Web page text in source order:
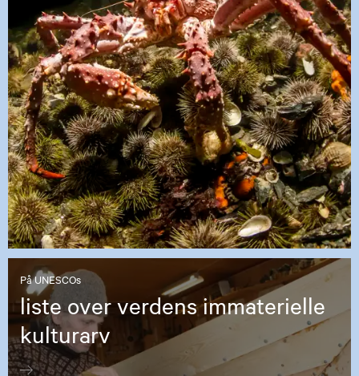
På UNESCOs
liste over verdens immaterielle
kulturarv